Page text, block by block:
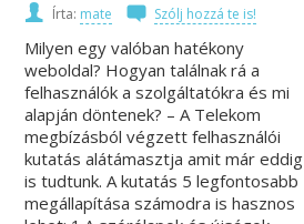
Írta: mate Szólj hozzá te is!
Milyen egy valóban hatékony
weboldal? Hogyan találnak rá a
felhasználók a szolgáltatókra és mi
alapján döntenek? – A Telekom
megbízásból végzett felhasználói
kutatás alátámasztja amit már eddig
is tudtunk. A kutatás 5 legfontosabb
megállapítása számodra is hasznos